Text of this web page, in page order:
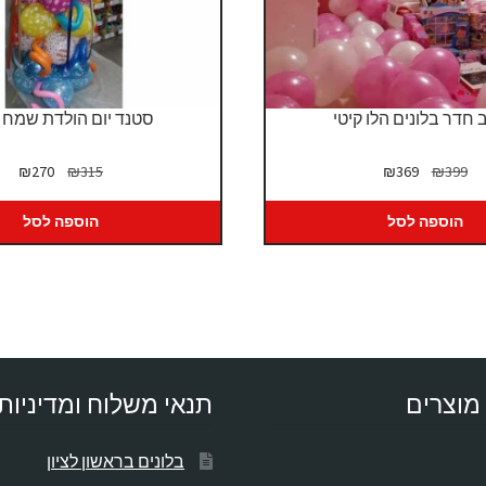
חדר בלונים הלו קיטי
₪399
המחיר
היה:
₪399.
₪369
₪369.
הוספה לסל
סטנד יום הולדת שמח
₪315
המחיר
היה:
₪315.
₪270
הוספה לסל
מוצרים תנאי משלוח
בלונים בראשון לציון